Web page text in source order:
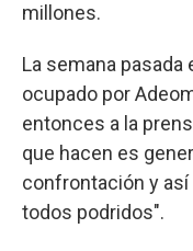
millones.
La semana
ocupado por
entonces a la
que hacen es
confrontación y
todos podridos".